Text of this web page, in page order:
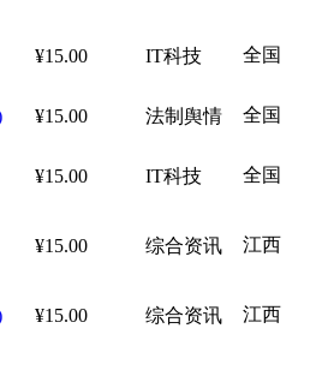
¥15.00 IT科技 全国
¥15.00 法制舆情 全国
¥15.00 IT科技 全国
¥15.00 综合资讯 江西
¥15.00 综合资讯 江西